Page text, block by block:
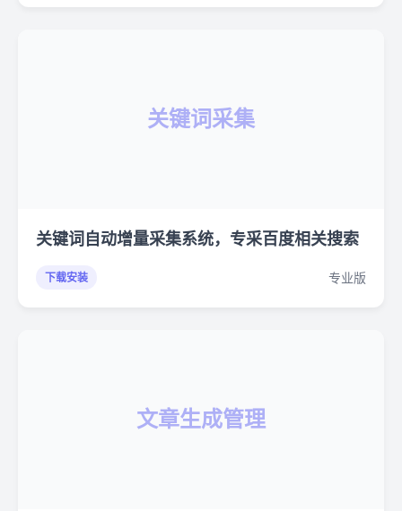
关键词采集
关键词自动增量采集系统，专采百度相关搜索
下载安装 专业版
文章生成管理